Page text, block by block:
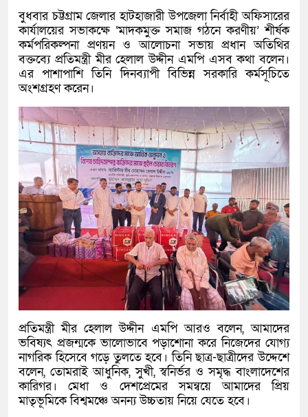
বুধবার চট্টগ্রাম জেলার হাটহাজারী উপজেলা নির্বাহী অফিসারের
কার্যালয়ের সভাকক্ষে ‘মাদকমুক্ত সমাজ গঠনে করণীয়’ শীর্ষক
কর্মপরিকল্পনা প্রণয়ন ও আলোচনা সভায় প্রধান অতিথির
বক্তব্যে প্রতিমন্ত্রী মীর হেলাল উদ্দীন এমপি এসব কথা বলেন।
এর পাশাপাশি তিনি দিনব্যাপী বিভিন্ন সরকারি কর্মসূচিতে
অংশগ্রহণ করেন।
প্রতিমন্ত্রী মীর হেলাল উদ্দীন এমপি আরও বলেন, আমাদের
ভবিষ্যৎ প্রজন্মকে ভালোভাবে পড়াশোনা করে নিজেদের যোগ্য
নাগরিক হিসেবে গড়ে তুলতে হবে। তিনি ছাত্র-ছাত্রীদের উদ্দেশে
বলেন, তোমরাই আধুনিক, সুখী, স্বনির্ভর ও সমৃদ্ধ বাংলাদেশের
কারিগর। মেধা ও দেশপ্রেমের সমন্বয়ে আমাদের প্রিয়
মাতৃভূমিকে বিশ্বমঞ্চে অনন্য উচ্চতায় নিয়ে যেতে হবে।